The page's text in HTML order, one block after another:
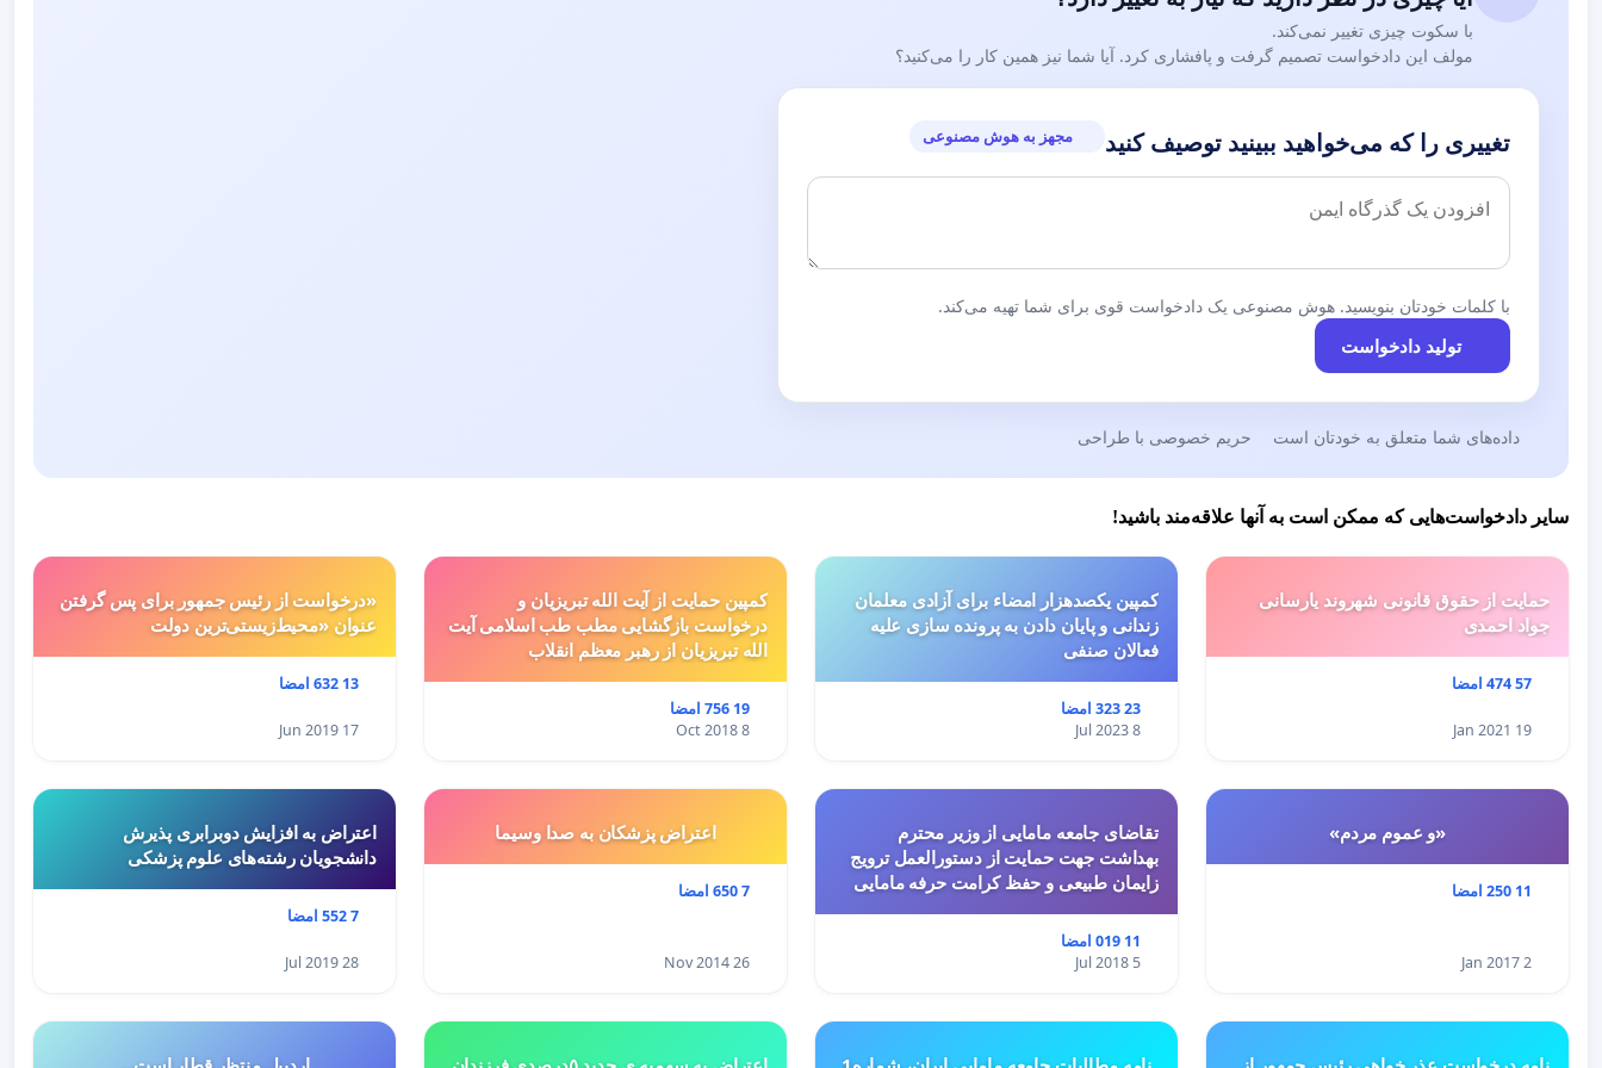
با سکوت چیزی تغییر نمی‌کند.
مولف این دادخواست تصمیم گرفت و پافشاری کرد. آیا شما نیز همین کار را می‌کنید؟
تغییری را که می‌خواهید ببینید توصیف کنید مجهز به هوش مصنوعی
با کلمات خودتان بنویسید. هوش مصنوعی یک دادخواست قوی برای شما تهیه می‌کند.
تولید دادخواست
داده‌های شما متعلق به خودتان است حریم خصوصی با طراحی
سایر دادخواست‌هایی که ممکن است به آنها علاقه‌مند باشید!
حمایت از حقوق قانونی شهروند یارسانی
جواد احمدی
57 474 امضا
19 Jan 2021
کمپین یکصدهزار امضاء برای آزادی معلمان
زندانی و پایان دادن به پرونده سازی علیه
فعالان صنفی
23 323 امضا
8 Jul 2023
کمپین حمایت از آیت الله تبریزیان و
درخواست بازگشایی مطب طب اسلامی آیت
الله تبریزیان از رهبر معظم انقلاب
19 756 امضا
8 Oct 2018
«درخواست از رئیس جمهور برای پس گرفتن
عنوان «محیط‌زیستی‌ترین دولت
13 632 امضا
17 Jun 2019
«و عموم مردم»
11 250 امضا
2 Jan 2017
تقاضای جامعه مامایی از وزیر محترم
بهداشت جهت حمایت از دستورالعمل ترویج
زایمان طبیعی و حفظ کرامت حرفه مامایی
11 019 امضا
5 Jul 2018
اعتراض پزشكان به صدا وسيما
7 650 امضا
26 Nov 2014
اعتراض به افزایش دوبرابری پذیرش
دانشجویان رشته‌های علوم پزشکی
7 552 امضا
28 Jul 2019